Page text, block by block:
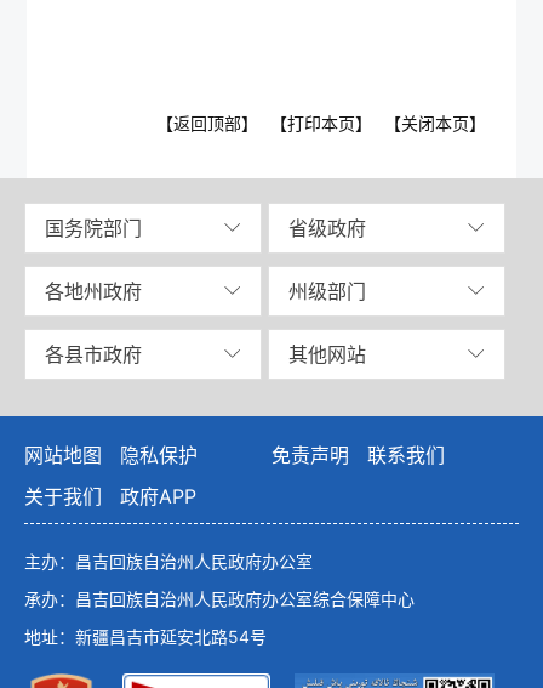
【返回顶部】 【打印本页】 【关闭本页】
国务院部门 省级政府
各地州政府 州级部门
各县市政府 其他网站
网站地图 隐私保护 免责声明
联系我们
关于我们
政府APP
主办：昌吉回族自治州人民政府办公室
承办：昌吉回族自治州人民政府办公室综合保障中心
地址：新疆昌吉市延安北路54号